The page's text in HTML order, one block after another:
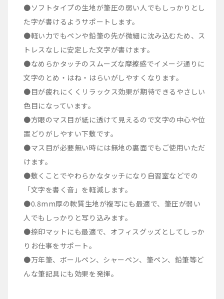
●ソフトタイプの生地が筆圧の弱い人でもしっかりとし
た字が書けるようサポートします。
●軽い力でもペンや鉛筆の先が微細に沈み込むため、ス
トレスなしに安定した文字が書けます。
●なめらかタッチのスムーズな摩擦感でイメージ通りに
文字のとめ・はね・はらいがしやすくなります。
●目が疲れにくくリラックス効果が期待できるやさしい
色目になっています。
●方眼のマス目が紙に透けて見えるので文字の中心や位
置どりがしやすい下敷です。
●マス目が必要無い時には無地の裏面でもご使用いただ
けます。
●敷くことでやわらかなタッチになり自習室などでの
「文字を書く音」を軽減します。
●0.8mm厚の軟質生地が複写にも最適で、筆圧が弱い
人でもしっかりと写り込みます。
●捺印マットにも最適で、オフィスグッズとしてしっか
りお仕事をサポート。
●万年筆、ボールペン、シャーペン、筆ペン、鉛筆等ど
んな筆記具にも効果を発揮。